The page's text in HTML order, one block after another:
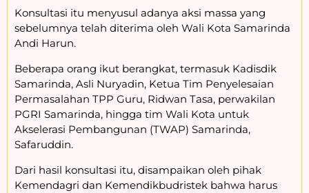
Konsultasi itu menyusul adanya aksi massa yang
sebelumnya telah diterima oleh Wali Kota Samarinda
Andi Harun.
Beberapa orang ikut berangkat, termasuk Kadisdik
Samarinda, Asli Nuryadin, Ketua Tim Penyelesaian
Permasalahan TPP Guru, Ridwan Tasa, perwakilan
PGRI Samarinda, hingga tim Wali Kota untuk
Akselerasi Pembangunan (TWAP) Samarinda,
Safaruddin.
Dari hasil konsultasi itu, disampaikan oleh pihak
Kemendagri dan Kemendikbudristek bahwa harus